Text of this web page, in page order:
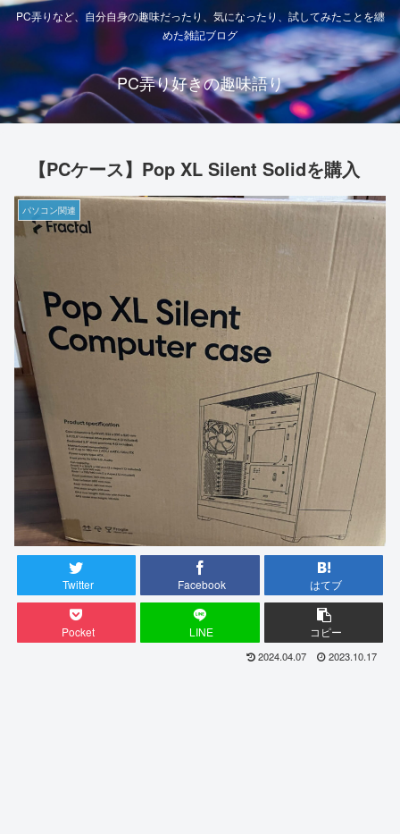
PC弄りなど、自分自身の趣味だったり、気になったり、試してみたことを纏
めた雑記ブログ
PC弄り好きの趣味語り
【PCケース】Pop XL Silent Solidを購入
パソコン関連
Twitter Facebook はてブ
Pocket LINE コピー
2024.04.07 2023.10.17